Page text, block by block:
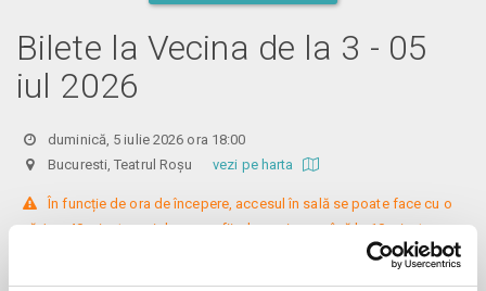
Bilete la Vecina de la 3 - 05
iul 2026
duminică, 5 iulie 2026 ora 18:00
Bucuresti, Teatrul Roșu vezi pe harta
În funcție de ora de începere, accesul în sală se poate face cu o
oră / cu 40 minute mai devreme, fiind permis cu până la 10 minute
înainte de spectacol. Așezarea se realizează la mese de 2 (nr. limitat), 3